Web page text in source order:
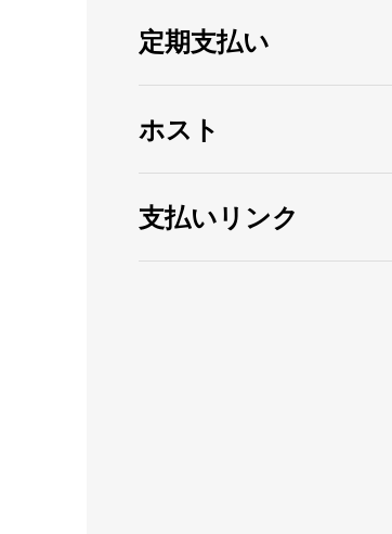
定期支払い
ホスト
支払いリンク